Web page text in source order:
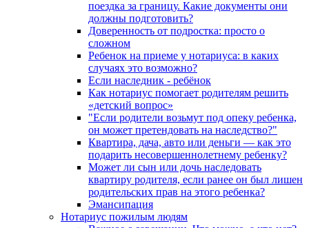
поездка за границу. Какие документы они
должны подготовить?
Доверенность от подростка: просто о
сложном
Ребенок на приеме у нотариуса: в каких
случаях это возможно?
Если наследник - ребёнок
Как нотариус помогает родителям решить
«детский вопрос»
"Если родители возьмут под опеку ребенка,
он может претендовать на наследство?"
Квартира, дача, авто или деньги — как это
подарить несовершеннолетнему ребенку?
Может ли сын или дочь наследовать
квартиру родителя, если ранее он был лишен
родительских прав на этого ребенка?
Эмансипация
Нотариус пожилым людям